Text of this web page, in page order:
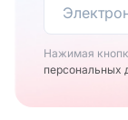
Нажимая
персональных